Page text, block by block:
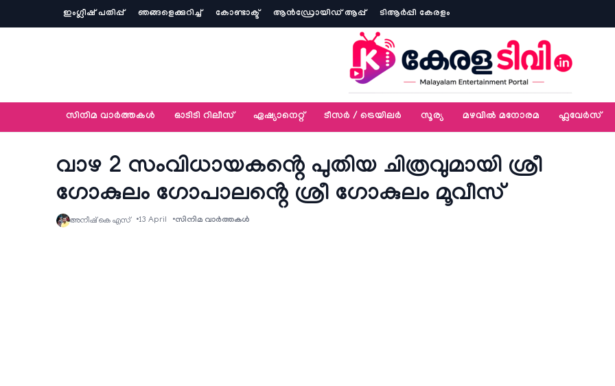
ഇംഗ്ലീഷ് പതിപ്പ് ഞങ്ങളെക്കുറിച്ച്‌ കോണ്ടാക്ട് ആൻഡ്രോയിഡ് ആപ്പ് ടിആര്‍പ്പി കേരളം
സിനിമ വാര്‍ത്തകള്‍ ഓടിടി റിലീസ് ഏഷ്യാനെറ്റ്‌ ടീസര്‍ / ട്രെയിലര്‍ സൂര്യ മഴവിൽ മനോരമ ഫ്ലവേര്‍സ്
വാഴ 2 സംവിധായകൻ്റെ പുതിയ ചിത്രവുമായി ശ്രീ
ഗോകുലം ഗോപാലൻ്റെ ശ്രീ ഗോകുലം മൂവീസ്
അനീഷ്‌ കെ എസ് 13 April സിനിമ വാര്‍ത്തകള്‍